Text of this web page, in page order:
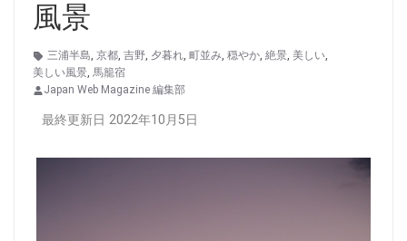
風景
三浦半島, 京都, 吉野, 夕暮れ, 町並み, 穏やか, 絶景, 美しい,
美しい風景, 馬籠宿
Japan Web Magazine 編集部
最終更新日 2022年10月5日